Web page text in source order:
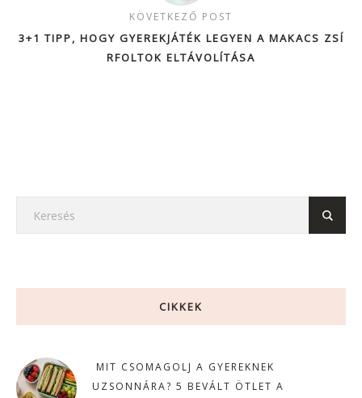
KÖVETKEZŐ POST
3+1 TIPP, HOGY GYEREKJÁTÉK LEGYEN A MAKACS ZSÍ
RFOLTOK ELTÁVOLÍTÁSA
CIKKEK
MIT CSOMAGOLJ A GYEREKNEK
UZSONNÁRA? 5 BEVÁLT ÖTLET A